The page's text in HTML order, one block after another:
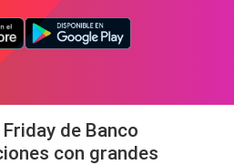
de Banco
con grandes